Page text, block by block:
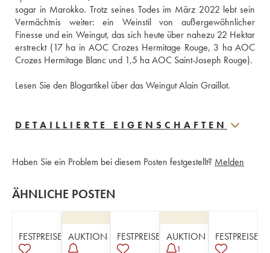
sogar in Marokko. Trotz seines Todes im März 2022 lebt sein
Vermächtnis weiter: ein Weinstil von außergewöhnlicher
Finesse und ein Weingut, das sich heute über nahezu 22 Hektar
erstreckt (17 ha in AOC Crozes Hermitage Rouge, 3 ha AOC
Crozes Hermitage Blanc und 1,5 ha AOC Saint-Joseph Rouge).
Lesen Sie den Blogartikel über das Weingut Alain Graillot.
DETAILLIERTE EIGENSCHAFTEN
Haben Sie ein Problem bei diesem Posten festgestellt? Melden
ÄHNLICHE POSTEN
FESTPREISE AUKTION FESTPREISE AUKTION
1
FESTPREISE